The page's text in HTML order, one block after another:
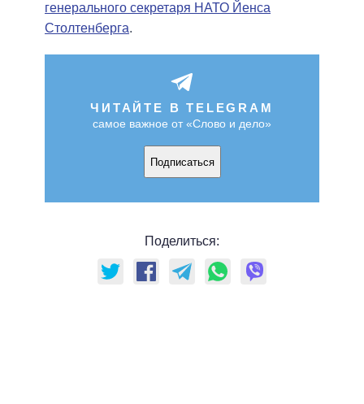
генерального секретаря НАТО Йенса
Столтенберга.
ЧИТАЙТЕ В TELEGRAM
самое важное от «Слово и дело»
Подписаться
Поделиться: